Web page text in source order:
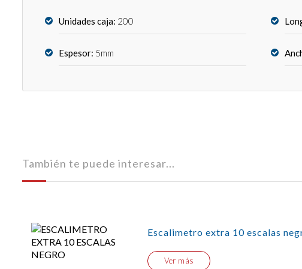
Unidades caja: 200
Espesor: 5mm
También te puede interesar...
Escalimetro extra 10 escalas
Ver más